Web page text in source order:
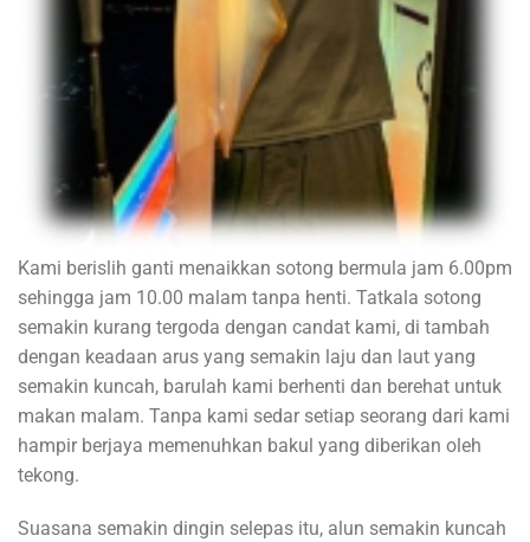
Kami berislih ganti menaikkan sotong bermula jam 6.00pm
sehingga jam 10.00 malam tanpa henti. Tatkala sotong
semakin kurang tergoda dengan candat kami, di tambah
dengan keadaan arus yang semakin laju dan laut yang
semakin kuncah, barulah kami berhenti dan berehat untuk
makan malam. Tanpa kami sedar setiap seorang dari kami
hampir berjaya memenuhkan bakul yang diberikan oleh
tekong.
Suasana semakin dingin selepas itu, alun semakin kuncah